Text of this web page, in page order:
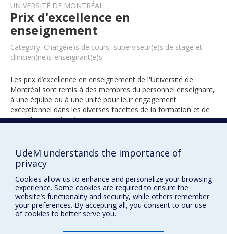
UNIVERSITÉ DE MONTRÉAL
Prix d'excellence en
enseignement
Category: Chargé(e)s de cours, superviseur(e)s de stage et
clinicien(ne)s-enseignant(e)s
Les prix d’excellence en enseignement de l'Université de
Montréal sont remis à des membres du personnel enseignant,
à une équipe ou à une unité pour leur engagement
exceptionnel dans les diverses facettes de la formation et de
l’encadrement des étudiants.
UdeM understands the importance of
privacy
Cookies allow us to enhance and personalize your browsing
experience. Some cookies are required to ensure the
website’s functionality and security, while others remember
your preferences. By accepting all, you consent to our use
of cookies to better serve you.